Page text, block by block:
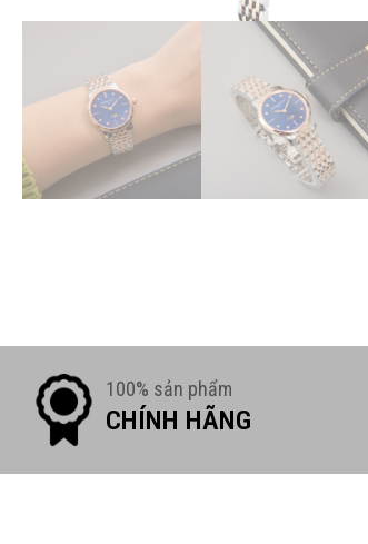
100% sản phẩm
CHÍNH HÃNG